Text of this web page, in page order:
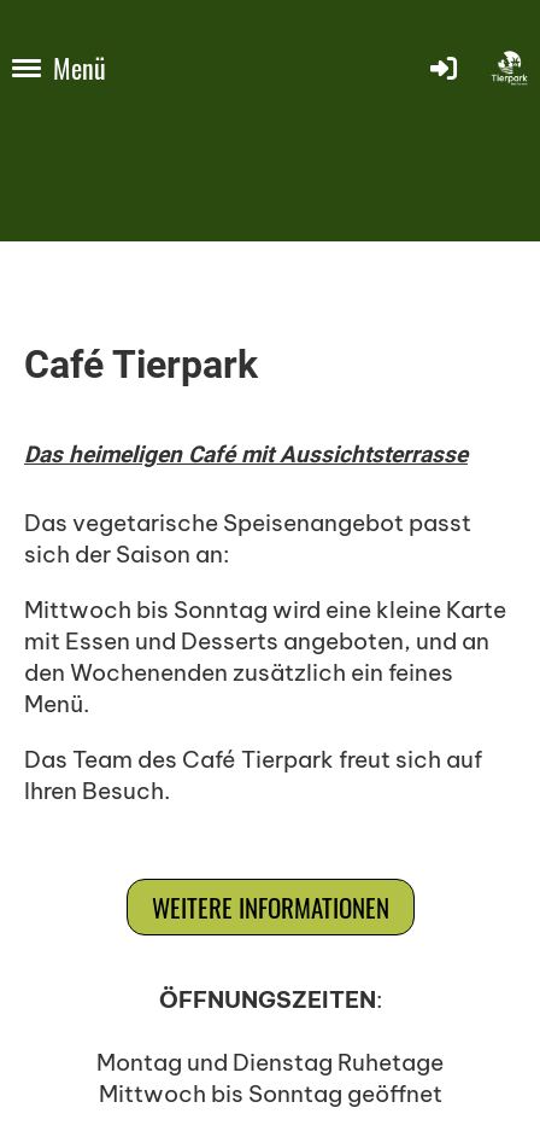
Menü
CaféTierpark
Das heimeligen Café mit Aussichtsterrasse
Das vegetarische Speisenangebot passt
sich der Saison an:
Mittwoch bis Sonntag wird eine kleine Karte
mit Essen und Desserts angeboten, und an
den Wochenenden zusätzlich ein feines
Menü.
Das Team des Café Tierpark freut sich auf
Ihren Besuch.
WEITERE INFORMATIONEN
ÖFFNUNGSZEITEN:
Montag und Dienstag Ruhetage
Mittwoch bis Sonntag geöffnet